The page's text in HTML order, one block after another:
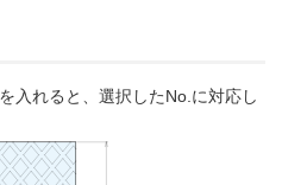
入れると、選択したNo.に対応し